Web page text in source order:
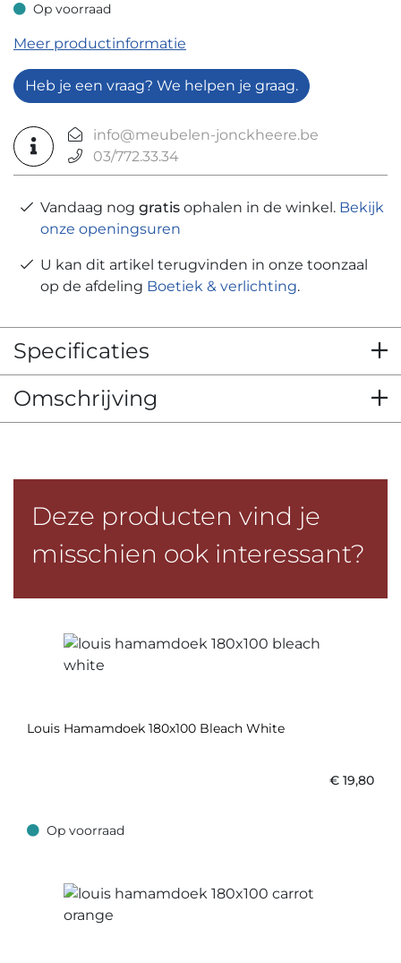
Op voorraad
Op voorraad
Meer productinformatie
Heb je een vraag? We helpen je graag.
info@meubelen-jonckheere.be
03/772.33.34
Vandaag nog gratis ophalen in de winkel. Bekijk
onze openingsuren
U kan dit artikel terugvinden in onze toonzaal
op de afdeling Boetiek & verlichting.
Specificaties
Omschrijving
Deze producten vind je
misschien ook interessant?
Louis Hamamdoek 180x100 Bleach White
€ 19,80
Op voorraad
Op voorraad